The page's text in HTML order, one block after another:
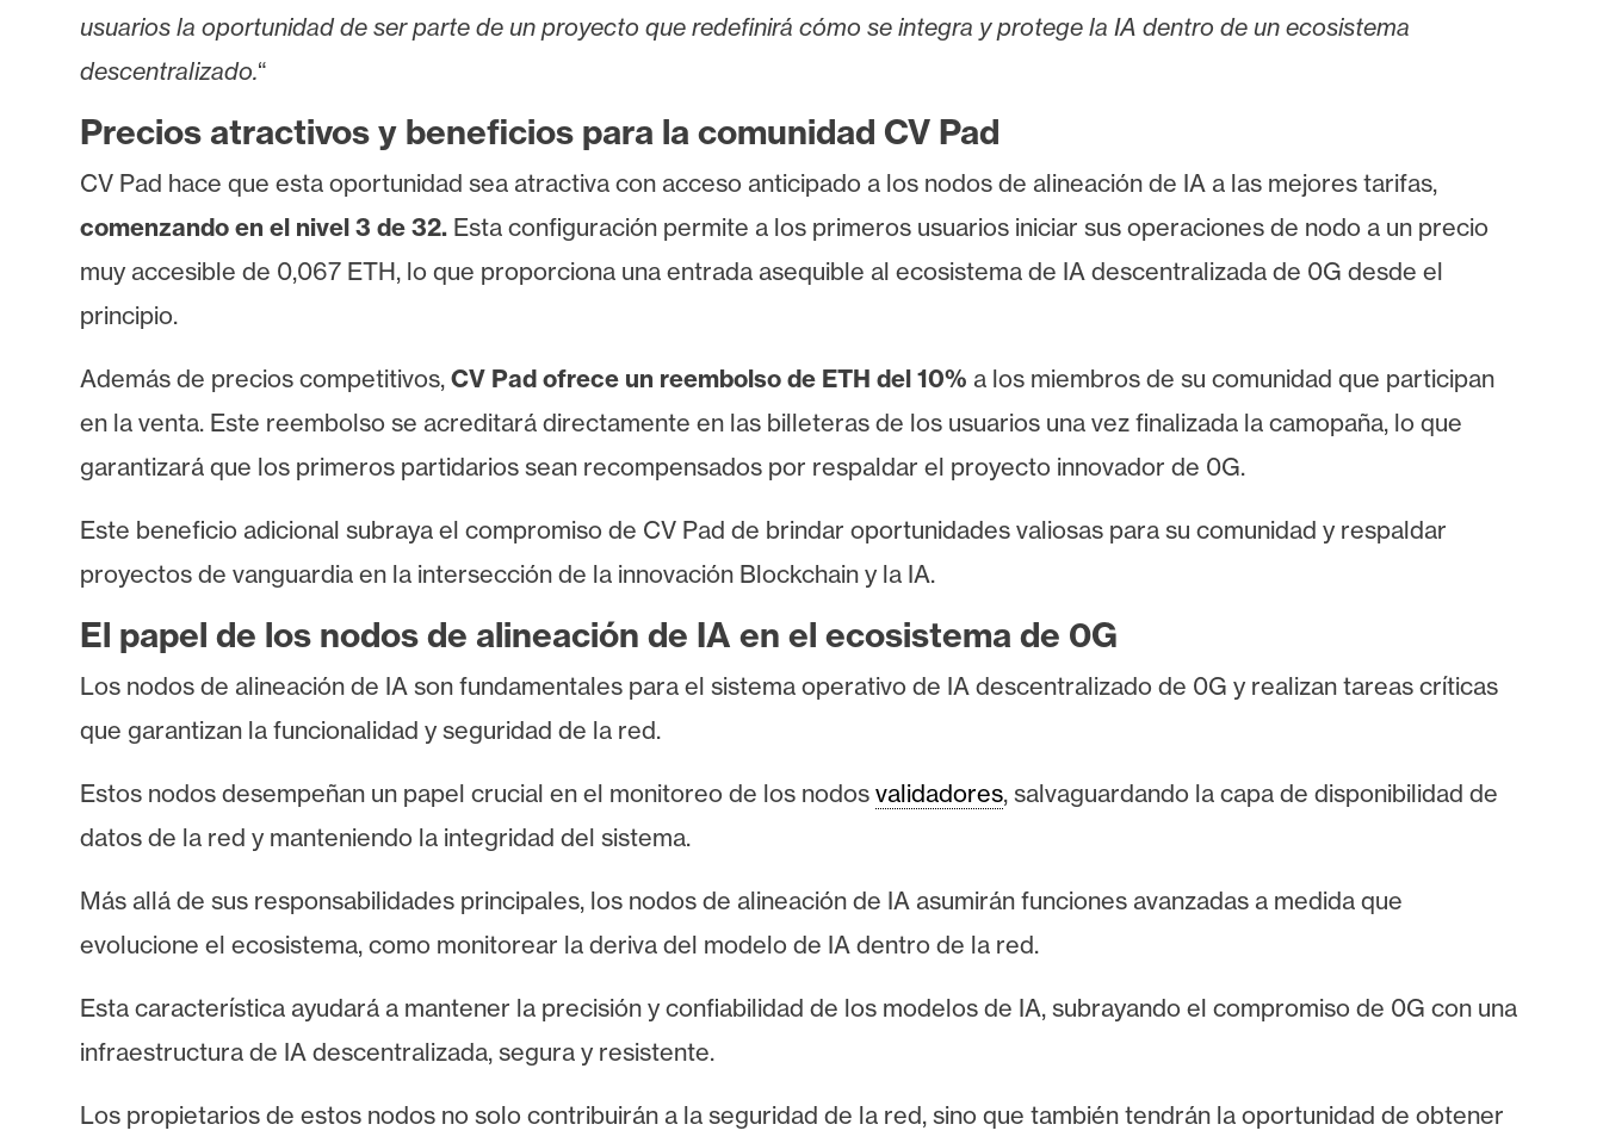
R
c
r
s
o
C
o
t
c
t
y
u
b
i
c
d
d
usuarios la oportunidad de ser parte de un proyecto que redefinirá cómo se integra y protege la IA dentro de un ecosistema
descentralizado.“
Precios atractivos y beneficios para la comunidad CV Pad
CV Pad hace que esta oportunidad sea atractiva con acceso anticipado a los nodos de alineación de IA a las mejores tarifas,
comenzando en el nivel 3 de 32. Esta configuración permite a los primeros usuarios iniciar sus operaciones de nodo a un precio
muy accesible de 0,067 ETH, lo que proporciona una entrada asequible al ecosistema de IA descentralizada de 0G desde el
principio.
Además de precios competitivos, CV Pad ofrece un reembolso de ETH del 10% a los miembros de su comunidad que participan
en la venta. Este reembolso se acreditará directamente en las billeteras de los usuarios una vez finalizada la camopaña, lo que
garantizará que los primeros partidarios sean recompensados ​​por respaldar el proyecto innovador de 0G.
Este beneficio adicional subraya el compromiso de CV Pad de brindar oportunidades valiosas para su comunidad y respaldar
proyectos de vanguardia en la intersección de la innovación Blockchain y la IA.
El papel de los nodos de alineación de IA en el ecosistema de 0G
Los nodos de alineación de IA son fundamentales para el sistema operativo de IA descentralizado de 0G y realizan tareas críticas
que garantizan la funcionalidad y seguridad de la red.
Estos nodos desempeñan un papel crucial en el monitoreo de los nodos validadores, salvaguardando la capa de disponibilidad de
datos de la red y manteniendo la integridad del sistema.
Más allá de sus responsabilidades principales, los nodos de alineación de IA asumirán funciones avanzadas a medida que
evolucione el ecosistema, como monitorear la deriva del modelo de IA dentro de la red.
Esta característica ayudará a mantener la precisión y confiabilidad de los modelos de IA, subrayando el compromiso de 0G con una
infraestructura de IA descentralizada, segura y resistente.
Los propietarios de estos nodos no solo contribuirán a la seguridad de la red, sino que también tendrán la oportunidad de obtener